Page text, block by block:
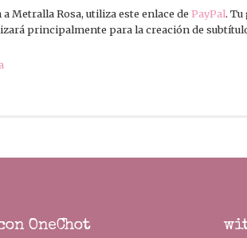
Metralla Rosa, utiliza este enlace de PayPal.
principalmente para la creación de
OneChot